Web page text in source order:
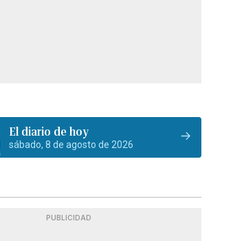
El diario de hoy
sábado, 8 de agosto de 2026
PUBLICIDAD